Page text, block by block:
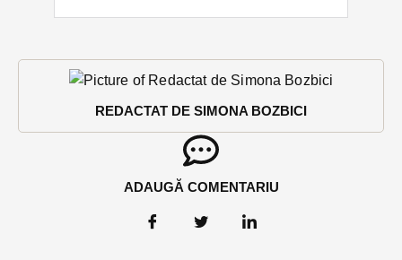
REDACTAT DE SIMONA BOZBICI
ADAUGĂ COMENTARIU